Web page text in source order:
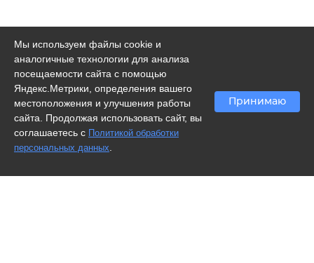
Мы используем файлы cookie и
аналогичные технологии для анализа
посещаемости сайта с помощью
Яндекс.Метрики, определения вашего
местоположения и улучшения работы
сайта. Продолжая использовать сайт, вы
соглашаетесь с Политикой обработки
персональных данных
Принимаю